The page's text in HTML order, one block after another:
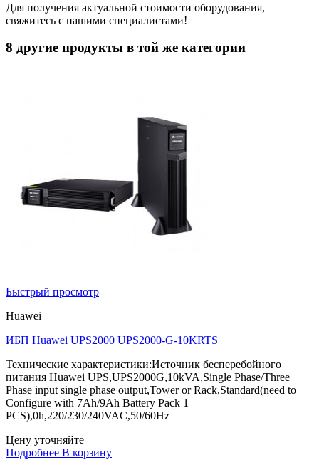
Для получения актуальной стоимости оборудования,
свяжитесь с нашими специалистами!
8 другие продукты в той же категории
Быстрый просмотр
Huawei
ИБП Huawei UPS2000 UPS2000-G-10KRTS
Технические характеристики:Источник бесперебойного
питания Huawei UPS,UPS2000G,10kVA,Single Phase/Three
Phase input single phase output,Tower or Rack,Standard(need to
Configure with 7Ah/9Ah Battery Pack 1
PCS),0h,220/230/240VAC,50/60Hz
Цену уточняйте
Подробнее В корзину